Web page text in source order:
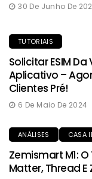
30 De Junho De
TUTORIAIS
Solicitar ESIM
Aplicativo –
Clientes Pré!
6 De Maio De 2024
ANÁLISES CASA
Zemismart M1:
Matter, Thread E